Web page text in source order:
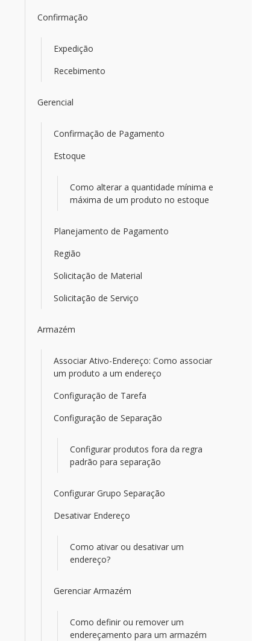
Confirmação
Expedição
Recebimento
Gerencial
Confirmação de Pagamento
Estoque
Como alterar a quantidade mínima e
máxima de um produto no estoque
Planejamento de Pagamento
Região
Solicitação de Material
Solicitação de Serviço
Armazém
Associar Ativo-Endereço: Como associar
um produto a um endereço
Configuração de Tarefa
Configuração de Separação
Configurar produtos fora da regra
padrão para separação
Configurar Grupo Separação
Desativar Endereço
Como ativar ou desativar um
endereço?
Gerenciar Armazém
Como definir ou remover um
endereçamento para um armazém